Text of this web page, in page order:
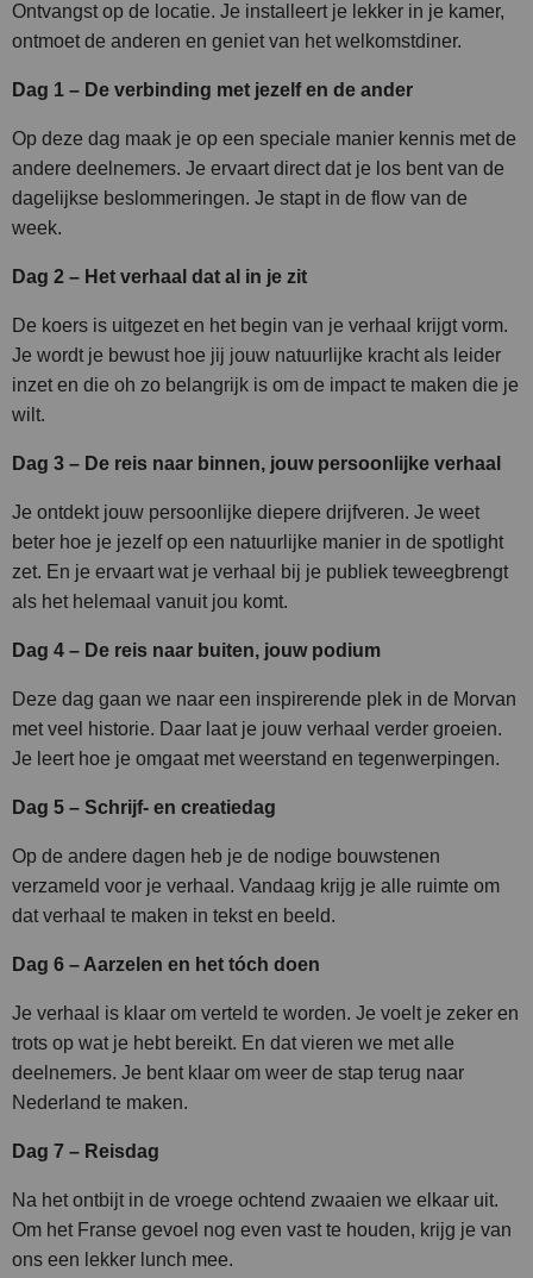
Ontvangst op de locatie. Je installeert je lekker in je kamer,
ontmoet de anderen en geniet van het welkomstdiner.
Dag 1 – De verbinding met jezelf en de ander
Op deze dag maak je op een speciale manier kennis met de
andere deelnemers. Je ervaart direct dat je los bent van de
dagelijkse beslommeringen. Je stapt in de flow van de
week.
Dag 2 – Het verhaal dat al in je zit
De koers is uitgezet en het begin van je verhaal krijgt vorm.
Je wordt je bewust hoe jij jouw natuurlijke kracht als leider
inzet en die oh zo belangrijk is om de impact te maken die je
wilt.
Dag 3 – De reis naar binnen, jouw persoonlijke verhaal
Je ontdekt jouw persoonlijke diepere drijfveren. Je weet
beter hoe je jezelf op een natuurlijke manier in de spotlight
zet. En je ervaart wat je verhaal bij je publiek teweegbrengt
als het helemaal vanuit jou komt.
Dag 4 – De reis naar buiten, jouw podium
Deze dag gaan we naar een inspirerende plek in de Morvan
met veel historie. Daar laat je jouw verhaal verder groeien.
Je leert hoe je omgaat met weerstand en tegenwerpingen.
Dag 5 – Schrijf- en creatiedag
Op de andere dagen heb je de nodige bouwstenen
verzameld voor je verhaal. Vandaag krijg je alle ruimte om
dat verhaal te maken in tekst en beeld.
Dag 6 – Aarzelen en het tóch doen
Je verhaal is klaar om verteld te worden. Je voelt je zeker en
trots op wat je hebt bereikt. En dat vieren we met alle
deelnemers. Je bent klaar om weer de stap terug naar
Nederland te maken.
Dag 7 – Reisdag
Na het ontbijt in de vroege ochtend zwaaien we elkaar uit.
Om het Franse gevoel nog even vast te houden, krijg je van
ons een lekker lunch mee.